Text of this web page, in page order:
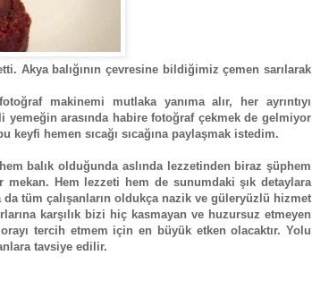
Akya balığının çevresine bildiğimiz çemen sarılarak
makinemi mutlaka yanıma alır, her ayrıntıyı
arasında habire fotoğraf çekmek de gelmiyor
hemen sıcağı sıcağına paylaşmak istedim.
balık olduğunda aslında lezzetinden biraz şüphem
mekan. Hem lezzeti hem de sunumdaki şık detaylara
tüm çalışanların oldukça nazik ve güleryüzlü hizmet
karşılık bizi hiç kasmayan ve huzursuz etmeyen
tercih etmem için en büyük etken olacaktır. Yolu
tavsiye edilir.